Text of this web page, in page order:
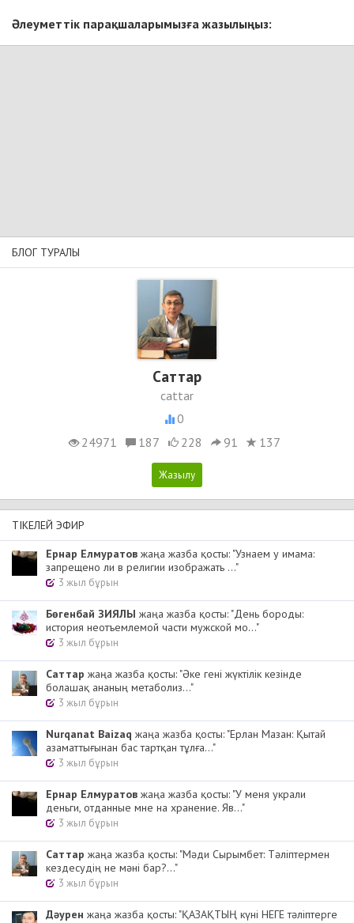
Әлеуметтік парақшаларымызға жазылыңыз:
БЛОГ ТУРАЛЫ
Cаттар
cattar
0
24971
187 228 91 137
ТІКЕЛЕЙ ЭФИР
Ернар Елмуратов жаңа жазба қосты: "Узнаем у имама:
запрещено ли в религии изображать ..."
3 жыл бұрын
Бөгенбай ЗИЯЛЫ жаңа жазба қосты: "День бороды:
история неотъемлемой части мужской мо..."
3 жыл бұрын
Cаттар жаңа жазба қосты: "Әке гені жүктілік кезінде
болашақ ананың метаболиз..."
3 жыл бұрын
Nurqanat Baizaq жаңа жазба қосты: "Ерлан Мазан: Қытай
азаматтығынан бас тартқан тұлға..."
3 жыл бұрын
Ернар Елмуратов жаңа жазба қосты: "У меня украли
деньги, отданные мне на хранение. Яв..."
3 жыл бұрын
Cаттар жаңа жазба қосты: "Мәди Сырымбет: Тәліптермен
кездесудің не мәні бар?..."
3 жыл бұрын
Дәурен жаңа жазба қосты: "ҚАЗАҚТЫҢ күні НЕГЕ тәліптерге